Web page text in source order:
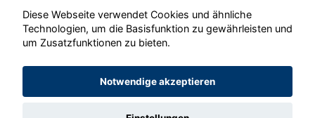
© konjunkturmotor.de GmbH 2020 - 2026
Diese Webseite verwendet Cookies und ähnliche
Technologien, um die Basisfunktion zu gewährleisten und
um Zusatzfunktionen zu bieten.
Notwendige akzeptieren